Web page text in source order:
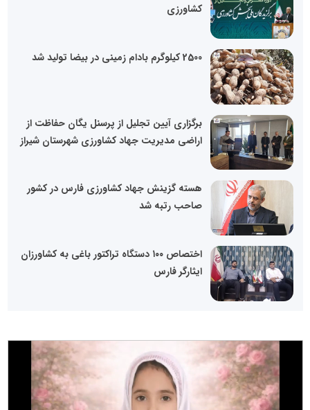
کشاورزی
2500 کیلوگرم بادام زمینی در بیضا تولید شد
برگزاری آیین تجلیل از پرسنل یگان حفاظت از
اراضی مدیریت جهاد کشاورزی شهرستان شیراز
هسته گزینش جهاد کشاورزی فارس در کشور
صاحب رتبه شد
اختصاص ۱۰۰ دستگاه تراکتور باغی به کشاورزان
ایثارگر فارس